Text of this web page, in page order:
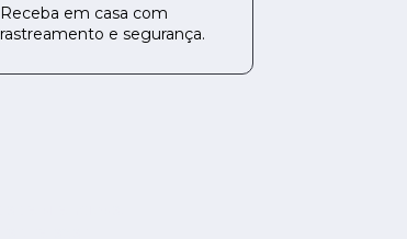
Receba em casa com
rastreamento e segurança.